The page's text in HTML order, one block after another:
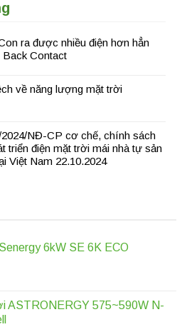
ra được nhiều điện hơn hẳn
Contact
về năng lượng mặt trời
2024/NĐ-CP cơ chế, chính sách
triển điện mặt trời mái nhà tự sản
Việt Nam 22.10.2024
6kW SE 6K ECO
ASTRONERGY 575~590W N-